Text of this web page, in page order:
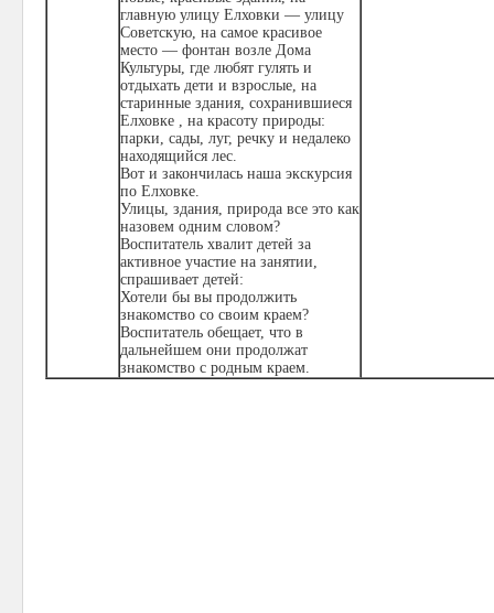
главную улицу Елховки — улицу
Советскую, на самое красивое
место — фонтан возле Дома
Культуры, где любят гулять и
отдыхать дети и взрослые, на
старинные здания, сохранившиеся
Елховке , на красоту природы:
парки, сады, луг, речку и недалеко
находящийся лес.
Вот и закончилась наша экскурсия
по Елховке.
Улицы, здания, природа все это как
назовем одним словом?
Воспитатель хвалит детей за
активное участие на занятии,
спрашивает детей:
Хотели бы вы продолжить
знакомство со своим краем?
Воспитатель обещает, что в
дальнейшем они продолжат
знакомство с родным краем.